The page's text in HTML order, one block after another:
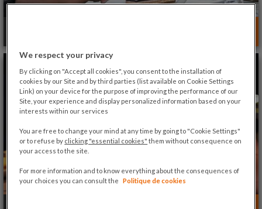
We respect your privacy
By clicking on "Accept all cookies", you consent to the installation of
cookies by our Site and by third parties (list available on Cookie Settings
Link) on your device for the purpose of improving the performance of our
Site, your experience and display personalized information based on your
interests within our services
You are free to change your mind at any time by going to "Cookie Settings"
or to refuse by clicking "essential cookies" them without consequence on
your access to the site.
For more information and to know everything about the consequences of
your choices you can consult the
Politique de cookies